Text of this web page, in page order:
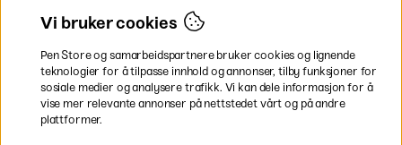
* Spesifikkefraktvilkårgjelder for
voluminøse varer.
Vi bruker cookies
Pen Store og samarbeidspartnere bruker cookies og lignende
teknologier for å tilpasse innhold og annonser, tilby funksjoner for
sosiale medier og analysere trafikk. Vi kan dele informasjon for å
vise mer relevante annonser på nettstedet vårt og på andre
plattformer.